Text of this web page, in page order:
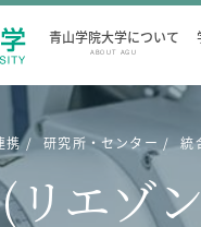
青山学院大学について
ABOUT AGU
携 研究所・センター 統
エゾ